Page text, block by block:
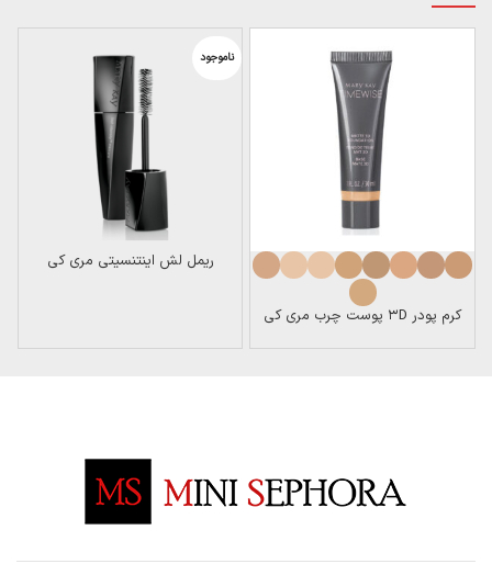
کرم پودر ۳D پوست چرب مری کی
ناموجود
ریمل لش اینتنسیتی مری کی